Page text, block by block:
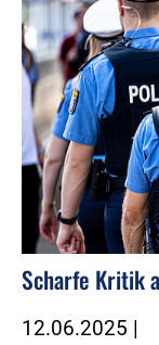
Scharfe Kritik
12.06.2025 |